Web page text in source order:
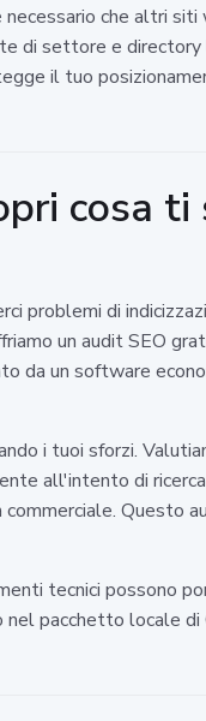
che altri
di settore e
il tuo
cosa
problemi di
un audit SEO
da un software
i tuoi sforzi.
all'intento di
Questo
tecnici possono
pacchetto locale